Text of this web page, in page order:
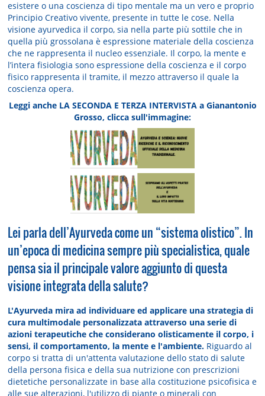
esistere o una coscienza di tipo mentale ma un vero e proprio
Principio Creativo vivente, presente in tutte le cose. Nella
visione ayurvedica il corpo, sia nella parte più sottile che in
quella più grossolana è espressione materiale della coscienza
che ne rappresenta il nucleo essenziale. Il corpo, la mente e
l’intera fisiologia sono espressione della coscienza e il corpo
fisico rappresenta il tramite, il mezzo attraverso il quale la
coscienza opera.
Leggi anche LA SECONDA E TERZA INTERVISTA a Gianantonio
Grosso, clicca sull'immagine:
Lei parla dell’Ayurveda come un “sistema olistico”. In
un’epoca di medicina sempre più specialistica, quale
pensa sia il principale valore aggiunto di questa
visione integrata della salute?
L'Ayurveda mira ad individuare ed applicare una strategia di
cura multimodale personalizzata attraverso una serie di
azioni terapeutiche che considerano olisticamente il corpo, i
sensi, il comportamento, la mente e l'ambiente. Riguardo al
corpo si tratta di un'attenta valutazione dello stato di salute
della persona fisica e della sua nutrizione con prescrizioni
dietetiche personalizzate in base alla costituzione psicofisica e
alle sue alterazioni, l'utilizzo di piante o minerali con